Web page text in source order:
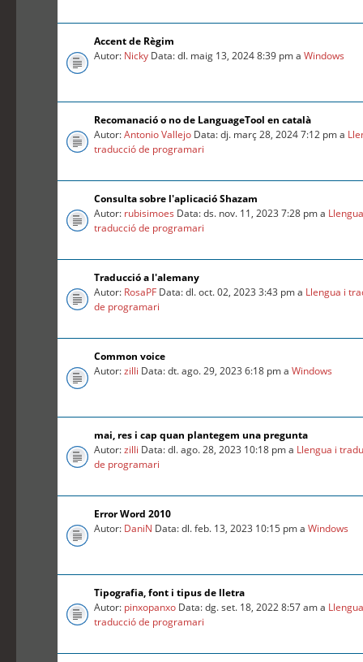
Accent de Règim
Autor: Nicky Data: dl. maig 13, 2024 8:39 pm aWindows
Recomanació o no de LanguageTool en català
Autor:Antonio Vallejo Data: dj. març 28, 2024 7:12 pm a
traducció de programari
Consulta sobre l'aplicació Shazam
Autor: rubisimoes Data: ds. nov. 11, 2023 7:28 pm a
traducció de programari
Traducció a l'alemany
Autor: RosaPF Data: dl. oct. 02, 2023 3:43 pm a Llengua i
de programari
Common voice
Autor:zilli Data: dt. ago. 29, 2023 6:18 pm aWindows
mai, res i cap quan plantegem una pregunta
Autor:zilli Data: dl. ago. 28, 2023 10:18 pm a Llengua i
de programari
Error Word 2010
Autor: DaniN Data: dl. feb. 13, 2023 10:15 pm aWindows
Tipografia, font i tipus de lletra
Autor: pinxopanxo Data: dg. set. 18, 2022 8:57 am a
traducció de programari